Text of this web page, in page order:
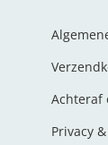
Achteraf
Privacy